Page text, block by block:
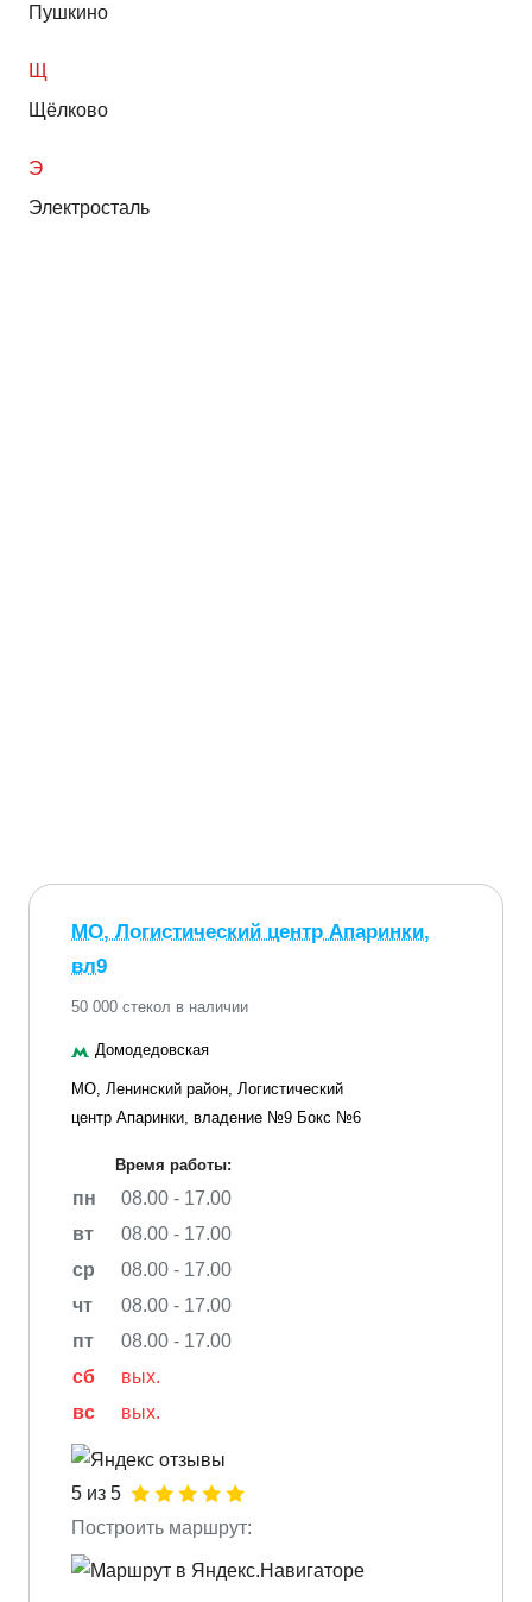
Пушкино
Щ
Щёлково
Э
Электросталь
МО, Логистический центр Апаринки,
вл9
50 000 стекол в наличии
Домодедовская
МО, Ленинский район, Логистический
центр Апаринки, владение №9 Бокс №6
Время работы:
пн
08.00 - 17.00
вт
08.00 - 17.00
ср
08.00 - 17.00
чт
08.00 - 17.00
пт
08.00 - 17.00
сб
вых.
вс
вых.
5 из 5
Построить маршрут: